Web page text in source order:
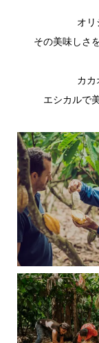
オリ
その美味しさ
カカ
エシカルで